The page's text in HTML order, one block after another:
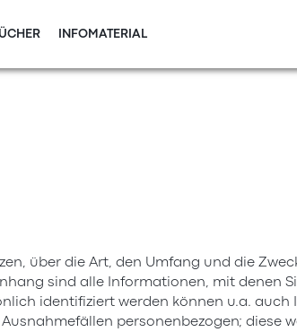
INFOMATERIAL
über die Art, den Umfang und die
sind alle Informationen, mit denen
identifiziert werden können u.a. auch
personenbezogen; diese